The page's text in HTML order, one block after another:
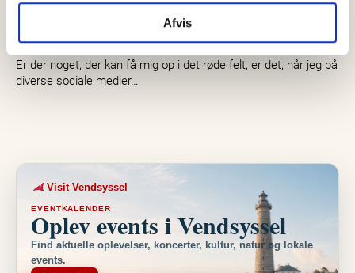
Afvis
Indlæg: Havnens betydning for
Skagen
Er der noget, der kan få mig op i det røde felt, er det, når jeg på
diverse sociale medier…
Visit Vendsyssel
EVENTKALENDER
Oplev events i Vendsyssel
Find aktuelle oplevelser, koncerter, kultur, natur og lokale
events.